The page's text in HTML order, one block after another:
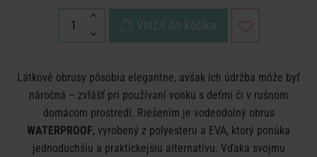
Vložiť do košíka
Látkové obrusy pôsobia elegantne, avšak ich údržba môže byť
náročná – zvlášť pri používaní vonku s deťmi či v rušnom
domácom prostredí. Riešením je vodeodolný obrus
WATERPROOF, vyrobený z polyesteru a EVA, ktorý ponúka
jednoduchšiu a praktickejšiu alternatívu. Vďaka svojmu